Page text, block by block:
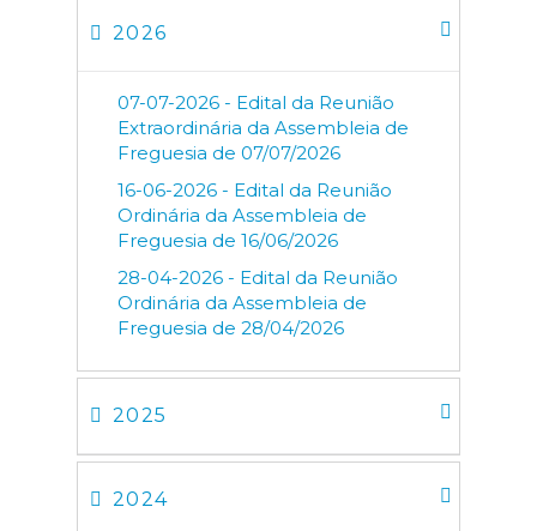
2026
07-07-2026 - Edital da Reunião
Extraordinária da Assembleia de
Freguesia de 07/07/2026
16-06-2026 - Edital da Reunião
Ordinária da Assembleia de
Freguesia de 16/06/2026
28-04-2026 - Edital da Reunião
Ordinária da Assembleia de
Freguesia de 28/04/2026
2025
2024